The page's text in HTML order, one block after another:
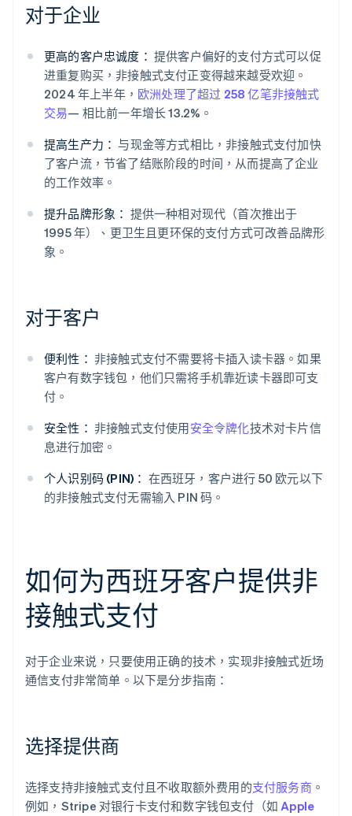
对于企业
更高的客户忠诚度： 提供客户偏好的支付方式可以促
进重复购买，非接触式支付正变得越来越受欢迎。
2024 年上半年， 欧洲处理了超过 258 亿笔非接触式
交易— 相比前一年增长 13.2%。
提高生产力： 与现金等方式相比，非接触式支付加快
了客户流，节省了结账阶段的时间，从而提高了企业
的工作效率。
提升品牌形象： 提供一种相对现代（首次推出于
1995 年）、更卫生且更环保的支付方式可改善品牌形
象。
对于客户
便利性： 非接触式支付不需要将卡插入读卡器。如果
客户有数字钱包，他们只需将手机靠近读卡器即可支
付。
安全性： 非接触式支付使用安全令牌化技术对卡片信
息进行加密。
个人识别码 (PIN)： 在西班牙，客户进行 50 欧元以下
的非接触式支付无需输入 PIN 码。
如何为西班牙客户提供非
接触式支付
对于企业来说，只要使用正确的技术，实现非接触式近场
通信支付非常简单。以下是分步指南：
选择提供商
选择支持非接触式支付且不收取额外费用的支付服务商 。
例如，Stripe 对银行卡支付和数字钱包支付（如Apple